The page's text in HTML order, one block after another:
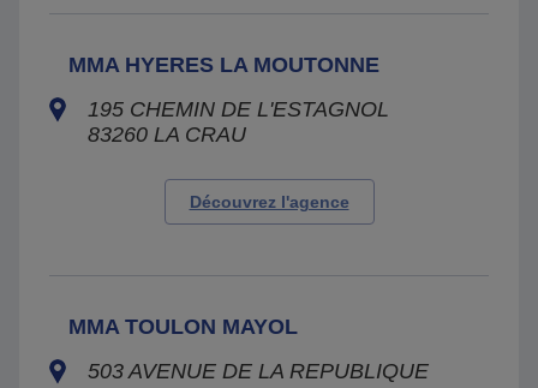
MMA HYERES LA MOUTONNE
195 CHEMIN DE L'ESTAGNOL
83260 LA CRAU
Découvrez l'agence
MMA TOULON MAYOL
503 AVENUE DE LA REPUBLIQUE